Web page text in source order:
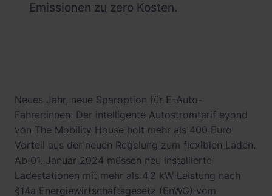
Emissionen zu zero Kosten.
Neues Jahr, neue Sparoption für E-Auto-
Fahrer:innen: Der intelligente Autostromtarif eyond
von The Mobility House holt mehr als 400 Euro
Vorteil aus der neuen Regelung zum flexiblen Laden.
Ab 01. Januar 2024 müssen neu installierte
Ladestationen mit mehr als 4,2 kW Leistung nach
§14a Energiewirtschaftsgesetz (EnWG) vom